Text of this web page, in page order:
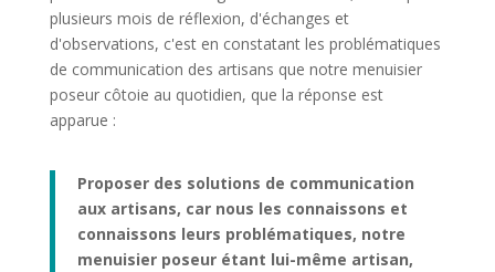
plusieurs mois de réflexion, d'échanges et
d'observations, c'est en constatant les problématiques
de communication des artisans que notre menuisier
poseur côtoie au quotidien, que la réponse est
apparue :
Proposer des solutions de communication
aux artisans, car nous les connaissons et
connaissons leurs problématiques, notre
menuisier poseur étant lui-même artisan,